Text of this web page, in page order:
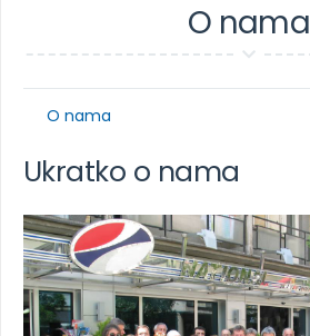
O nama
O nama
Ukratko o nama